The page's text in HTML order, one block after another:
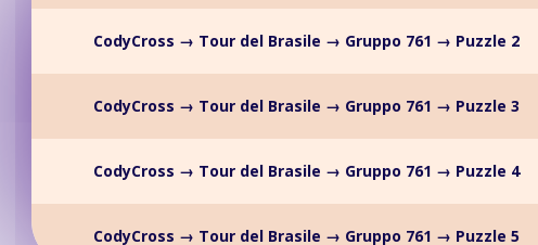
CodyCross → Tour del Brasile → Gruppo 761 → Puzzle 2
CodyCross → Tour del Brasile → Gruppo 761 → Puzzle 3
CodyCross → Tour del Brasile → Gruppo 761 → Puzzle 4
CodyCross → Tour del Brasile → Gruppo 761 → Puzzle 5